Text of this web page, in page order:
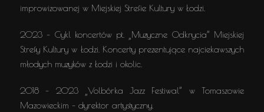
improwizowanej w Miejskiej Strefie Kultury w Łodzi.
2023 – Cykl koncertów pt. „Muzyczne Odkrycia” Miejskiej
Strefy Kultury w Łodzi. Koncerty prezentujące najciekawszych
młodych muzyków z Łodzi i okolic.
2018 – 2023 „Volbórka Jazz Festiwal” w Tomaszowie
Mazowieckim – dyrektor artystyczny.